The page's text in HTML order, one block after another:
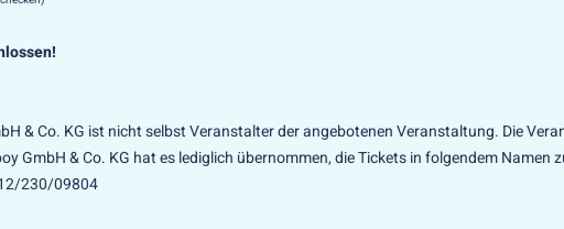
& Co. KG ist nicht selbst Veranstalter der angebotenen Veranstaltung. Die
GmbH & Co. KG hat es lediglich übernommen, die Tickets in folgendem Namen
230/09804